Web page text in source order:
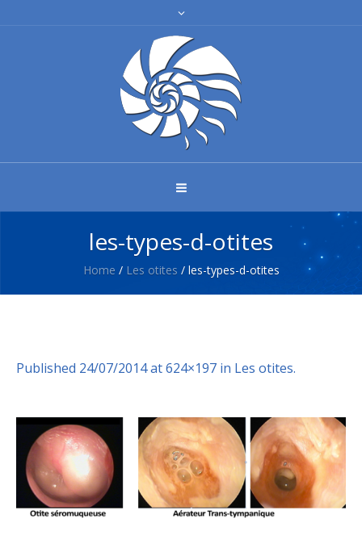
les-types-d-otites
Home / Les otites / les-types-d-otites
Published 24/07/2014at 624×197 in Les otites.